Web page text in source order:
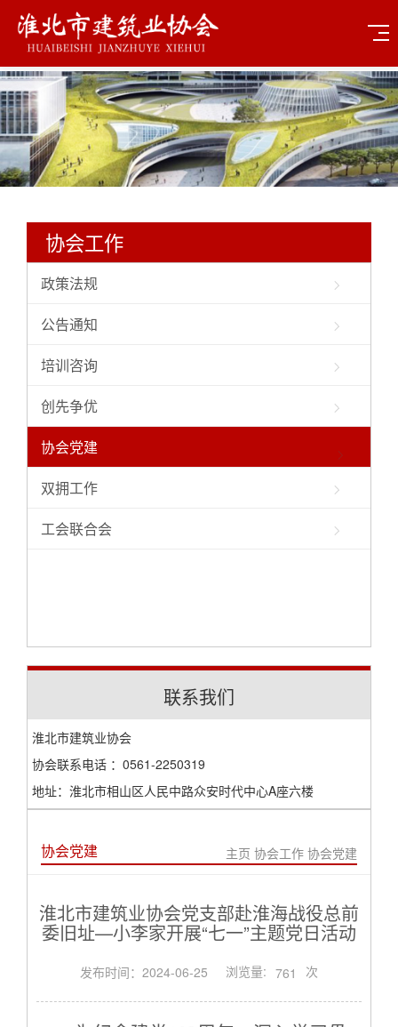
协会工作
政策法规
公告通知
培训咨询
创先争优
协会党建
双拥工作
工会联合会
联系我们
淮北市建筑业协会
协会联系电话 ：0561-2250319
地址：淮北市相山区人民中路众安时代中心A座六楼
协会党建 主页 协会工作 协会党建
淮北市建筑业协会党支部赴淮海战役总前
委旧址—小李家开展“七一”主题党日活动
发布时间：2024-06-25 浏览量: 761 次